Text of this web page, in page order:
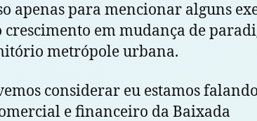
apenas para mencionar alguns
em mudança de
metrópole urbana.
considerar eu estamos
e financeiro da Baixada